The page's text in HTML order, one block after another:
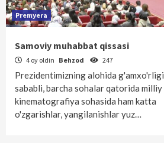
Premyera
Samoviy muhabbat qissasi
4 oy oldin Behzod 247
Prezidentimizning alohida g'amxo'rligi
sababli, barcha sohalar qatorida milliy
kinematografiya sohasida ham katta
o'zgarishlar, yangilanishlar yuz…